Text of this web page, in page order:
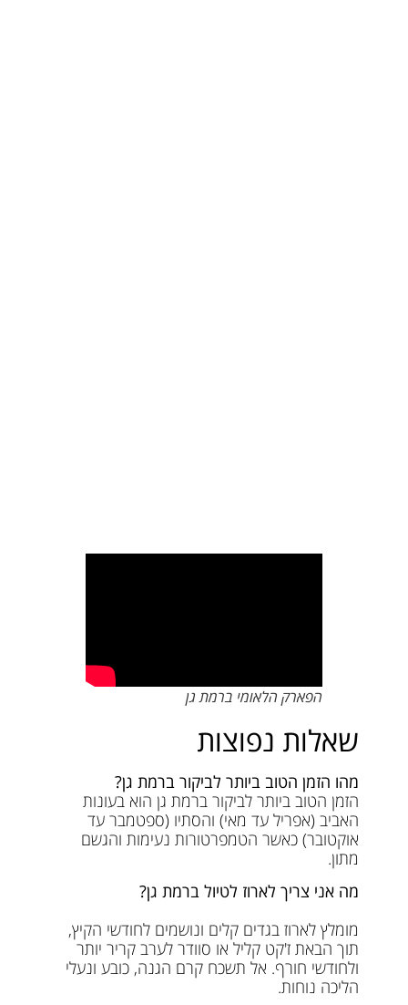
הפארק הלאומי ברמת גן
שאלות נפוצות
מהו הזמן הטוב ביותר לביקור ברמת גן?
הזמן הטוב ביותר לביקור ברמת גן הוא בעונות
האביב (אפריל עד מאי) והסתיו (ספטמבר עד
אוקטובר) כאשר הטמפרטורות נעימות והגשם
מתון.
מה אני צריך לארוז לטיול ברמת גן?
מומלץ לארוז בגדים קלים ונושמים לחודשי הקיץ,
תוך הבאת ז'קט קליל או סוודר לערב קריר יותר
ולחודשי חורף. אל תשכח קרם הגנה, כובע ונעלי
הליכה נוחות.